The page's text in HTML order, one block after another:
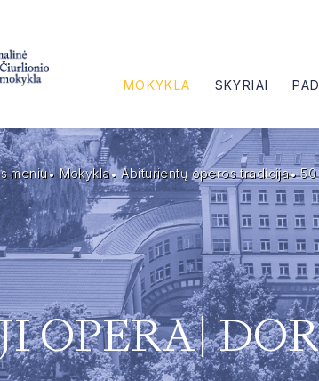
MOKYKLA SKYRIAI
meniu Mokykla Abiturientų operos tradicija 50
OPERA|